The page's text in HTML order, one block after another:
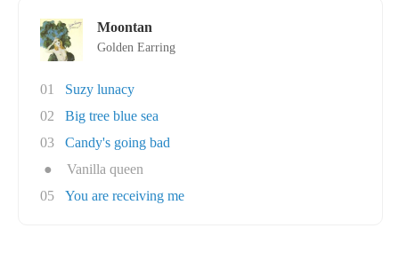
Moontan
Golden Earring
01
Suzy lunacy
02
Big tree blue sea
03
Candy's going bad
●
Vanilla queen
05
You are receiving me